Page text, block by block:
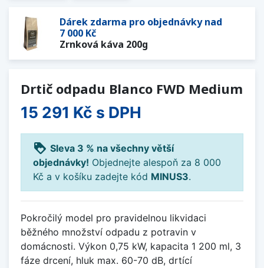
Dárek zdarma pro objednávky nad
7 000 Kč
Zrnková káva 200g
Drtič odpadu Blanco FWD Medium
15 291 Kč s DPH
loyalty Sleva 3 % na všechny větší
objednávky! Objednejte alespoň za 8 000
Kč a v košíku zadejte kód MINUS3.
Pokročilý model pro pravidelnou likvidaci
běžného množství odpadu z potravin v
domácnosti. Výkon 0,75 kW, kapacita 1 200 ml, 3
fáze drcení, hluk max. 60-70 dB, drtící